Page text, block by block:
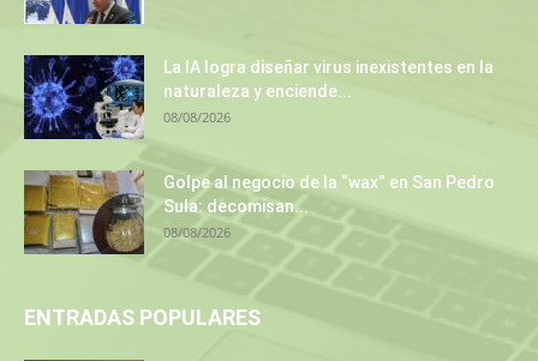
La IA logra diseñar virus inexistentes en la
naturaleza y enciende...
08/08/2026
Golpe al negocio de la “wax” en San Pedro
Sula: decomisan...
08/08/2026
ENTRADAS POPULARES